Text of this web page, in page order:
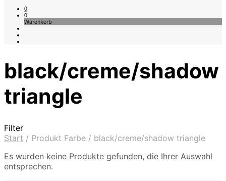
0
0
Warenkorb
black/creme/shadow
triangle
Filter
Start / Produkt Farbe / black/creme/shadow triangle
Es wurden keine Produkte gefunden, die Ihrer Auswahl
entsprechen.